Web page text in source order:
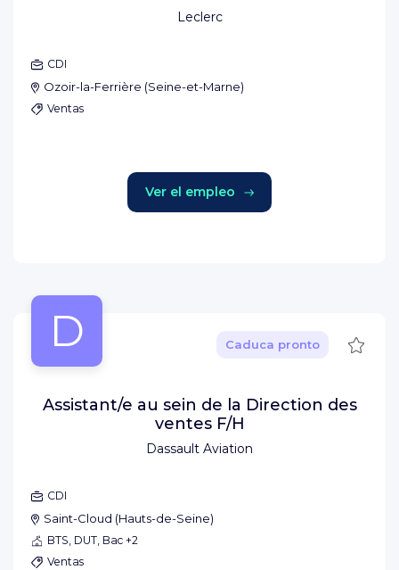
Leclerc
CDI
Ozoir-la-Ferrière (Seine-et-Marne)
Ventas
Ver el empleo
D
Dassault Aviation
Caduca pronto
Assistant/e au sein de la Direction des
ventes F/H
CDI
Saint-Cloud (Hauts-de-Seine)
BTS, DUT, Bac +2
Ventas